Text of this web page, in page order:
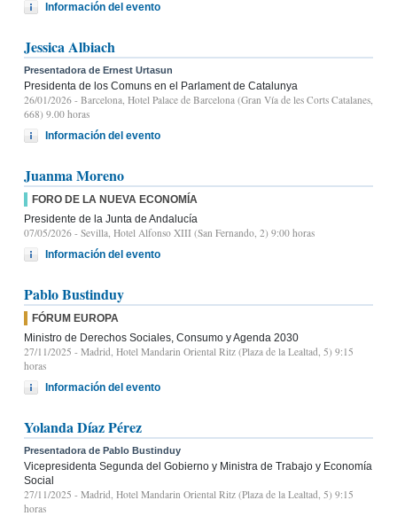
Información del evento
Jessica Albiach
Presentadora de Ernest Urtasun
Presidenta de los Comuns en el Parlament de Catalunya
26/01/2026 - Barcelona, Hotel Palace de Barcelona (Gran Vía de les Corts Catalanes,
668) 9.00 horas
Información del evento
Juanma Moreno
FORO DE LA NUEVA ECONOMÍA
Presidente de la Junta de Andalucía
07/05/2026 - Sevilla, Hotel Alfonso XIII (San Fernando, 2) 9:00 horas
Información del evento
Pablo Bustinduy
FÓRUM EUROPA
Ministro de Derechos Sociales, Consumo y Agenda 2030
27/11/2025 - Madrid, Hotel Mandarin Oriental Ritz (Plaza de la Lealtad, 5) 9:15
horas
Información del evento
Yolanda Díaz Pérez
Presentadora de Pablo Bustinduy
Vicepresidenta Segunda del Gobierno y Ministra de Trabajo y Economía
Social
27/11/2025 - Madrid, Hotel Mandarin Oriental Ritz (Plaza de la Lealtad, 5) 9:15
horas